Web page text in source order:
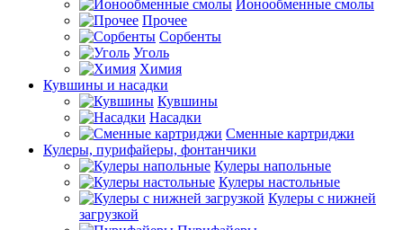
Ионообменные смолы
Прочее
Сорбенты
Уголь
Химия
Кувшины и насадки
Кувшины
Насадки
Сменные картриджи
Кулеры, пурифайеры, фонтанчики
Кулеры напольные
Кулеры настольные
Кулеры с нижней
загрузкой